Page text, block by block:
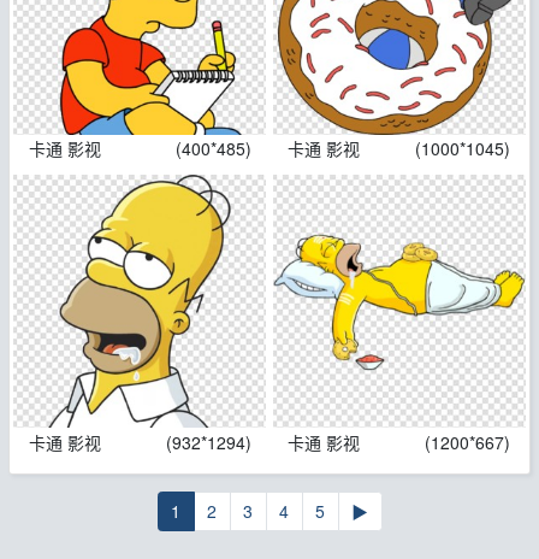
卡通 影视 (400*485) 卡通 影视 (1000*1045)
卡通 影视 (932*1294) 卡通 影视 (1200*667)
1 2 3 4 5 ▶